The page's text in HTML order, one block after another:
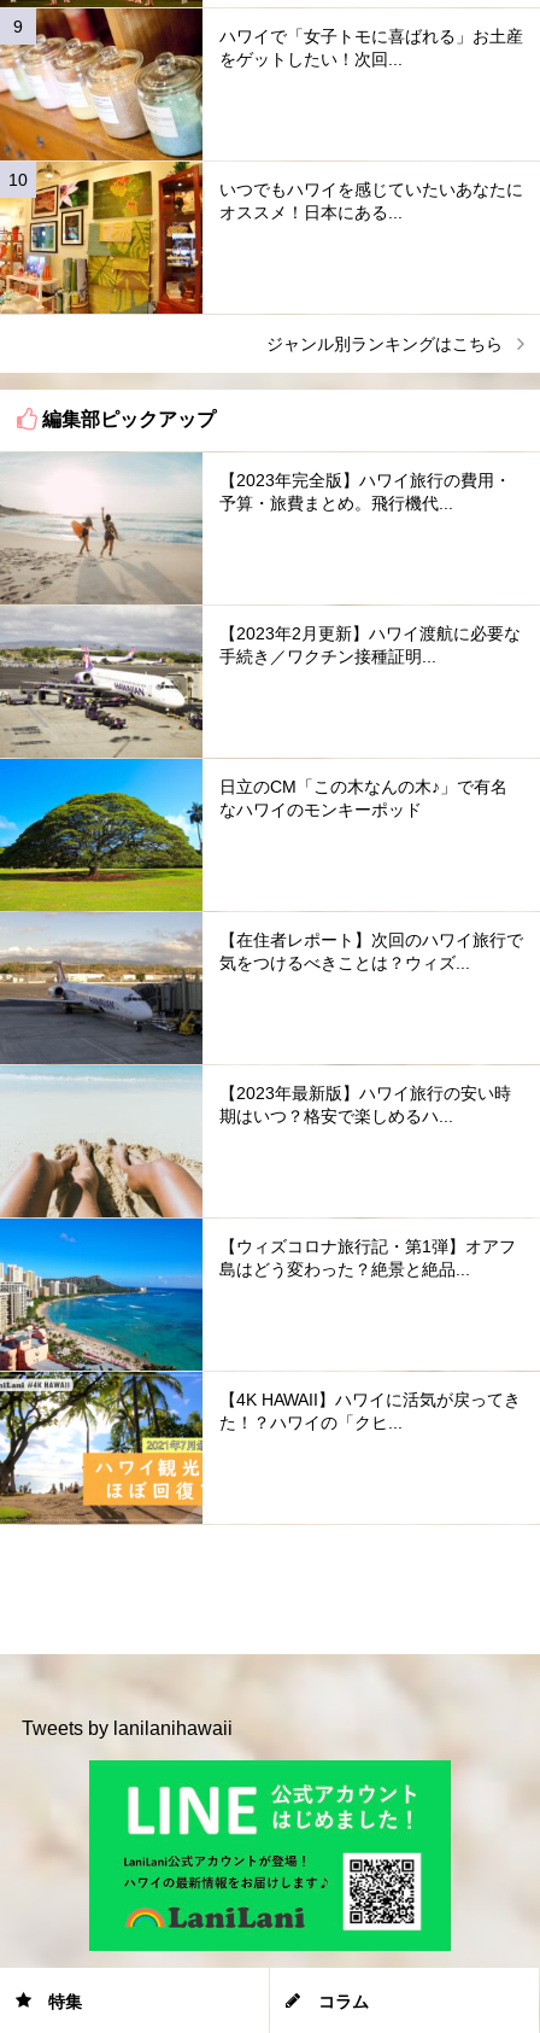
ハワイで「女子トモに喜ばれる」お土産
をゲットしたい！次回...
いつでもハワイを感じていたいあなたに
オススメ！日本にある...
ジャンル別ランキングはこちら
編集部ピックアップ
【2023年完全版】ハワイ旅行の費用・
予算・旅費まとめ。飛行機代...
【2023年2月更新】ハワイ渡航に必要な
手続き／ワクチン接種証明...
日立のCM「この木なんの木♪」で有名
なハワイのモンキーポッド
【在住者レポート】次回のハワイ旅行で
気をつけるべきことは？ウィズ...
【2023年最新版】ハワイ旅行の安い時
期はいつ？格安で楽しめるハ...
【ウィズコロナ旅行記・第1弾】オアフ
島はどう変わった？絶景と絶品...
【4K HAWAII】ハワイに活気が戻ってき
た！？ハワイの「クヒ...
Tweets by lanilanihawaii
特集 コラム